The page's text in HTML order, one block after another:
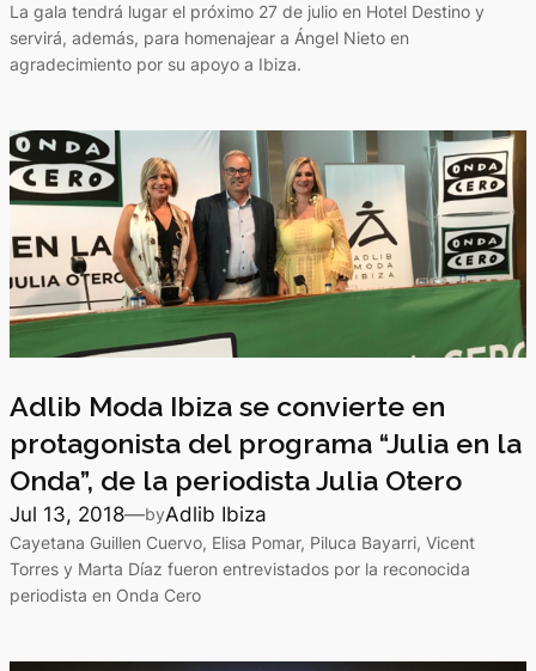
La gala tendrá lugar el próximo 27 de julio en Hotel Destino y
servirá, además, para homenajear a Ángel Nieto en
agradecimiento por su apoyo a Ibiza.
Adlib Moda Ibiza se convierte en
protagonista del programa “Julia en la
Onda”, de la periodista Julia Otero
Jul 13, 2018—byAdlib Ibiza
Cayetana Guillen Cuervo, Elisa Pomar, Piluca Bayarri, Vicent
Torres y Marta Díaz fueron entrevistados por la reconocida
periodista en Onda Cero